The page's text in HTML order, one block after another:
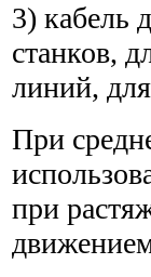
3) кабель
станков,
линий,
При
при